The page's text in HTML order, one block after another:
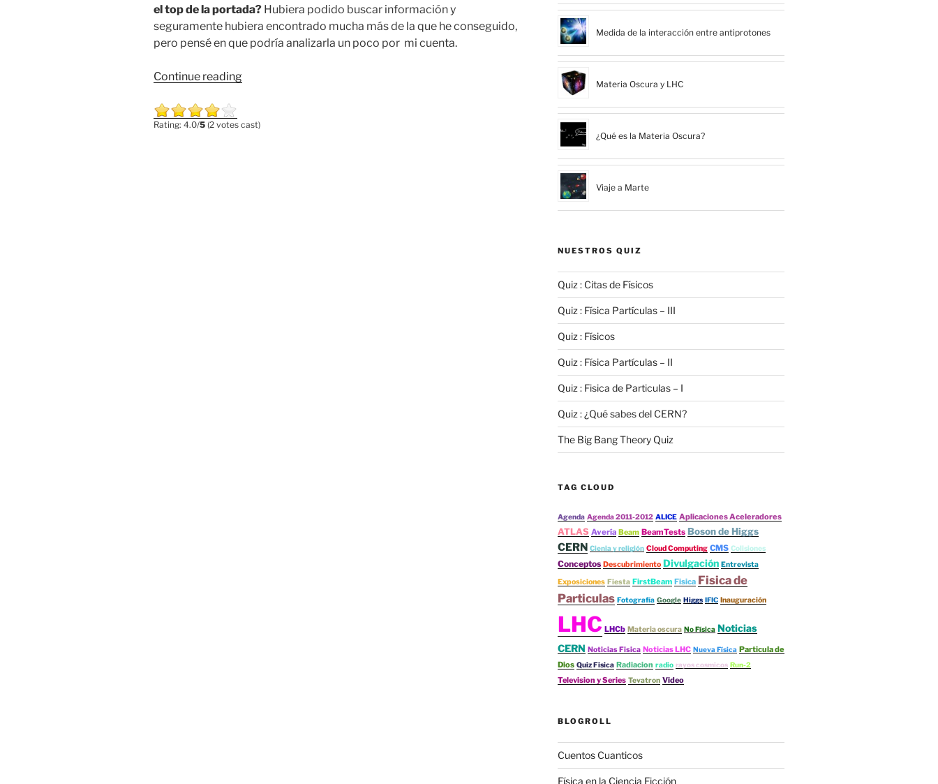
el top de la portada? Hubiera podido buscar información y
seguramente hubiera encontrado mucha más de la que he conseguido,
pero pensé en que podría analizarla un poco por mi cuenta.
Continue reading“Menéame
pocos
Rating: 4.0/5 (2 votes cast)
Medida de la interacción entre antiprotones
Materia Oscura y LHC
¿Qué es la Materia Oscura?
Viaje a Marte
NUESTROS QUIZ
Quiz : Citas de Físicos
Quiz : Física Partículas – III
Quiz : Físicos
Quiz : Física Partículas – II
Quiz : Fisica de Particulas – I
Quiz : ¿Qué sabes del CERN?
The Big Bang Theory Quiz
TAG CLOUD
Agenda Agenda 2011-2012 ALICE Aplicaciones Aceleradores
ATLAS Avería Beam BeamTests Boson de Higgs
CERN Cienia y religión Cloud Computing CMS Colisiones
Conceptos Descubrimiento Divulgación Entrevista
Exposiciones Fiesta FirstBeam Fisica Fisica de
Particulas Fotografía Google Higgs IFIC Inauguración
LHC LHCb Materia oscura No Física Noticias
CERN Noticias Fisica Noticias LHC Nueva Física Particula de
Dios Quiz Fisica Radiacion radio rayos cosmicos Run-2
Television y Series Tevatron Video
BLOGROLL
Cuentos Cuanticos
Física en la Ciencia Ficción